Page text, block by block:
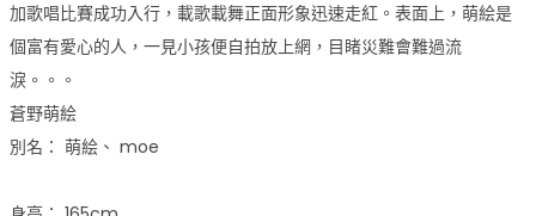
加歌唱比賽成功入行，載歌載舞正面形象迅速走紅。表面上，萌絵是
個富有愛心的人，一見小孩便自拍放上網，目睹災難會難過流
淚。。。
蒼野萌絵
別名： 萌絵、 moe